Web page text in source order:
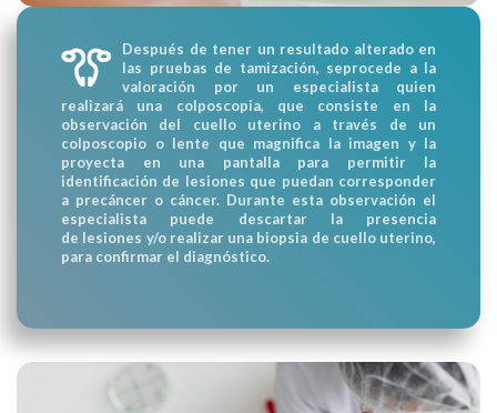
Después de tener un resultado alterado en
las pruebas de tamización, seprocede a la
valoración por un especialista quien
realizará una colposcopia, que consiste en la
observación del cuello uterino a través de un
colposcopio o lente que magnifica la imagen y la
proyecta en una pantalla para permitir la
identificación de lesiones que puedan corresponder
a precáncer o cáncer. Durante esta observación el
especialista puede descartar la presencia
de lesiones y/o realizar una biopsia de cuello uterino,
para confirmar el diagnóstico.